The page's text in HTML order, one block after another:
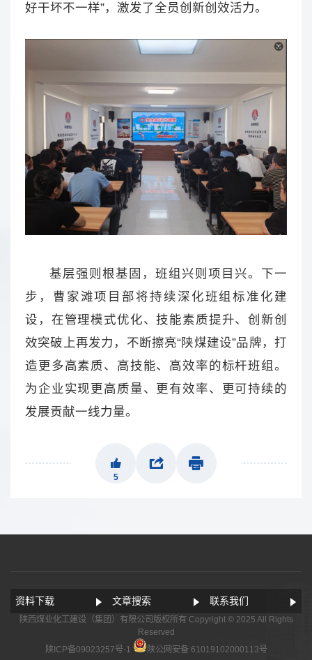
好干坏不一样”，激发了全员创新创效活力。
基层强则根基固，班组兴则项目兴。下一
步，曹家滩项目部将持续深化班组标准化建
设，在管理模式优化、技能素质提升、创新创
效突破上再发力，不断擦亮“陕煤建设”品牌，打
造更多高素质、高技能、高效率的标杆班组。
为企业实现更高质量、更有效率、更可持续的
发展贡献一线力量。
5
资料下载 文章搜索 联系我们
陕西煤业化工建设（集团）有限公司版权所有 Copyright © 2025 All Rights
Reserved
陕ICP备09023257号-1
陕公网安备 61019102000113号